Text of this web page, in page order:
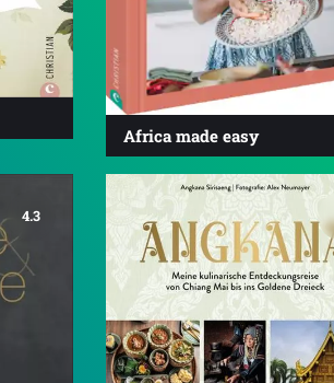
Africa made easy
4.3